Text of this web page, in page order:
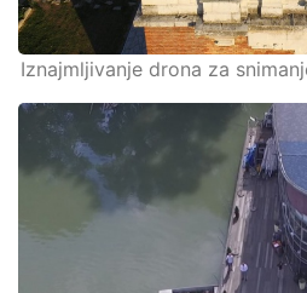
Iznajmljivanje drona za